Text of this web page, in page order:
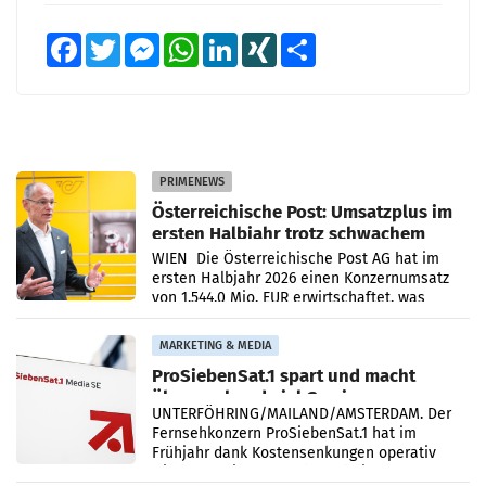
FacebookTwitter MessengerWhatsAppLinkedInXING
PRIMENEWS
Österreichische Post: Umsatzplus im
ersten Halbjahr trotz schwachem
Briefgeschäft
WIEN Die Österreichische Post AG hat im
ersten Halbjahr 2026 einen Konzernumsatz
von 1.544,0 Mio. EUR erwirtschaftet, was
einem Plus von 3,8 Prozent gegenüber dem
Vergleichszeitraum
MARKETING & MEDIA
ProSiebenSat.1 spart und macht
überraschend viel Gewinn
UNTERFÖHRING/MAILAND/AMSTERDAM. Der
Fernsehkonzern ProSiebenSat.1 hat im
Frühjahr dank Kostensenkungen operativ